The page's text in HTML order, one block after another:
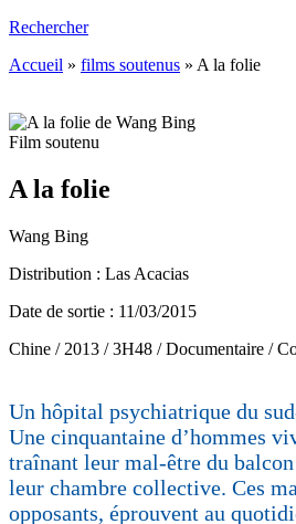
Rechercher
Accueil » films soutenus » A la folie
Film soutenu
A la folie
Wang Bing
Distribution : Las Acacias
Date de sortie : 11/03/2015
Chine / 2013 / 3H48 / Documentaire /
Un hôpital psychiatrique du
Une cinquantaine d’hommes
traînant leur mal-être du
leur chambre collective. Ces
opposants, éprouvent au